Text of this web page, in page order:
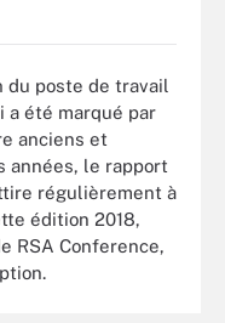
du poste de travail
a été marqué par
anciens et
années, le rapport
régulièrement à
édition 2018,
RSA Conference,